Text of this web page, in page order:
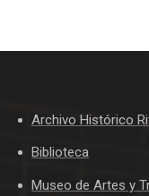
Archivo Histórico
Biblioteca
Museo de Artes y